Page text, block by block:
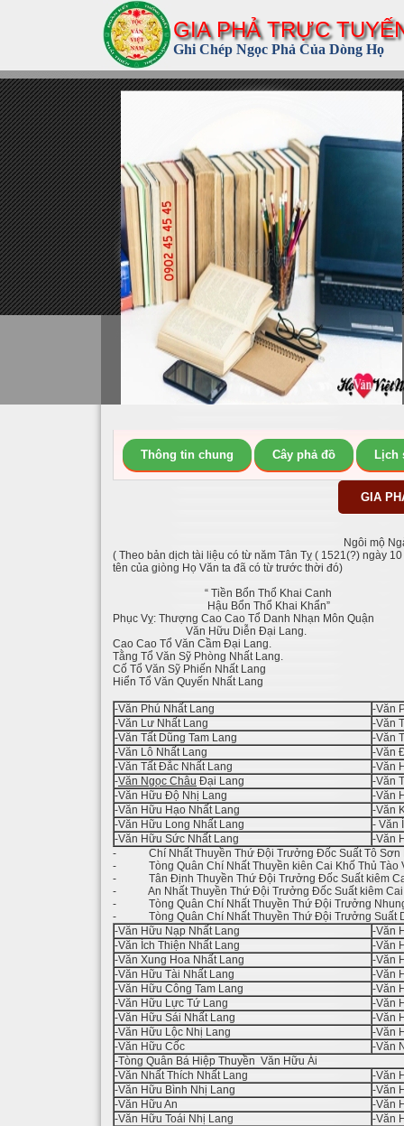
GIA PHẢ TRỰC
Ghi Chép Ngọc Phả Của Dòng Họ
Thông tin chung Cây phả đồ Lịch
GIA
Ngôi mộ
( Theo bản dịch tài liệu có từ năm Tân Tỵ ( 1521(?) ngày
tên của giòng Họ Văn ta đã có từ trước thời đó)
“ Tiền Bổn Thổ Khai Canh
Hậu Bổn Thổ Khai Khẩn”
Phục Vỵ: Thượng Cao Cao Tổ Danh Nhạn Môn Quận
Văn Hữu Diễn Đại Lang.
Cao Cao Tổ Văn Cầm Đại Lang.
Tằng Tổ Văn Sỹ Phòng Nhất Lang.
Cố Tổ Văn Sỹ Phiến Nhất Lang
Hiển Tổ Văn Quyến Nhất Lang
-Văn Phú Nhất Lang
-Văn
-Văn Lư Nhất Lang
-Văn
-Văn Tất Dũng Tam Lang
-Văn
-Văn Lô Nhất Lang
-Văn
-Văn Tất Đắc Nhất Lang
-Văn
-Văn Ngọc Châu Đại Lang
-Văn
-Văn Hữu Độ Nhị Lang
-Văn
-Văn Hữu Hạo Nhất Lang
-Văn
-Văn Hữu Long Nhất Lang
- Văn
-Văn Hữu Sức Nhất Lang
-Văn
- Chí Nhất Thuyền Thứ Đội Trưởng Đốc Suất Tô Sơn
- Tòng Quân Chí Nhất Thuyền kiên Cai Khố Thủ Tào
- Tân Định Thuyền Thứ Đội Trưởng Đốc Suất kiêm Cai
- An Nhất Thuyền Thứ Đội Trưởng Đốc Suất kiêm Cai
- Tòng Quân Chí Nhất Thuyền Thứ Đội Trưởng Nhung
- Tòng Quân Chí Nhất Thuyền Thứ Đội Trưởng Suất
-Văn Hữu Nạp Nhất Lang
-Văn
-Văn Ích Thiện Nhất Lang
-Văn
-Văn Xung Hoa Nhất Lang
-Văn
-Văn Hữu Tài Nhất Lang
-Văn
-Văn Hữu Công Tam Lang
-Văn
-Văn Hữu Lực Tứ Lang
-Văn
-Văn Hữu Sái Nhất Lang
-Văn
-Văn Hữu Lộc Nhị Lang
-Văn
-Văn Hữu Cốc
-Văn
-Tòng Quân Bá Hiệp Thuyền Văn Hữu Ái
-Văn Nhất Thích Nhất Lang
-Văn
-Văn Hữu Bình Nhị Lang
-Văn
-Văn Hữu An
-Văn
-Văn Hữu Toái Nhị Lang
-Văn